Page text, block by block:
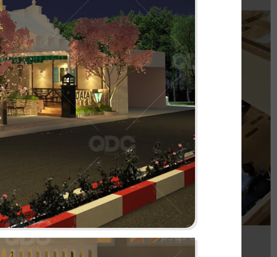
PHÊ LA
Dự án mới nhất của chúng tôi, Phê La - Biên Hòa tọa lạc trên
con đường Võ Thị Sáu sầm uất...
Chi tiết